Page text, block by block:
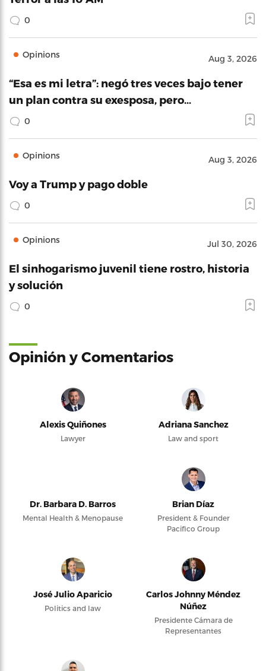
0
Opinions Aug 3, 2026
“Esa es mi letra”: negó tres veces bajo tener
un plan contra su exesposa, pero…
0
Opinions Aug 3, 2026
Voy a Trump y pago doble
0
Opinions Jul 30, 2026
El sinhogarismo juvenil tiene rostro, historia
y solución
0
Opinión y Comentarios
Alexis Quiñones
Lawyer
Adriana Sanchez
Law and sport
Dr. Barbara D. Barros
Mental Health & Menopause
Brian Díaz
President & Founder
Pacifico Group
José Julio Aparicio
Politics and law
Carlos Johnny Méndez
Núñez
Presidente Cámara de
Representantes